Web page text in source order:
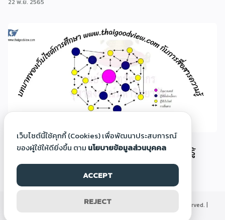
บทบาทของเว็บไซต์การศึกษา
www.thaigoodview.com กับสื่อสารการเรียนรู้
22 พ.ย. 2565
©2000-2026 Thaigoodview.com, All rights reserved. |
เว็บไซต์นี้ใช้คุกกี้ (Cookies) เพื่อพัฒนาประสบการณ์
ของผู้ใช้ให้ดียิ่งขึ้น ตาม นโยบายข้อมูลส่วนบุคคล
ACCEPT
REJECT